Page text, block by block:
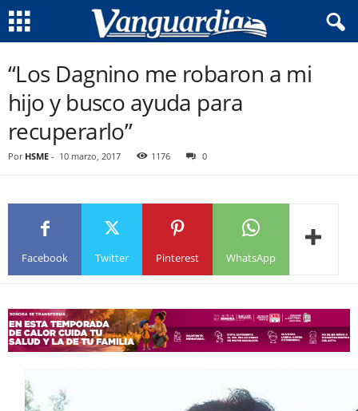
“Los Dagnino me robaron a mi
hijo y busco ayuda para
recuperarlo”
Por HSME - 10 marzo, 2017 1176 0
Facebook Twitter Pinterest WhatsApp